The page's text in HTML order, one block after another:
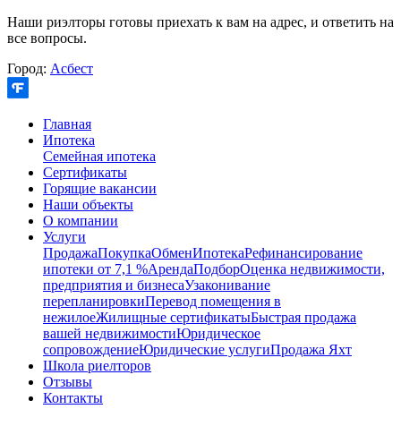
Наши риэлторы готовы приехать к вам на адрес, и ответить на
все вопросы.
Город: Асбест
Главная
Ипотека
Семейная ипотека
Сертификаты
Горящие вакансии
Наши объекты
О компании
Услуги
ПродажаПокупкаОбменИпотекаРефинансирование
ипотеки от 7,1 %АрендаПодборОценка недвижимости,
предприятия и бизнесаУзаконивание
перепланировкиПеревод помещения в
нежилоеЖилищные сертификатыБыстрая продажа
вашей недвижимостиЮридическое
сопровождениеЮридические услугиПродажа Яхт
Школа риелторов
Отзывы
Контакты